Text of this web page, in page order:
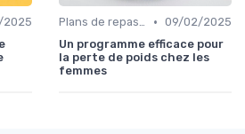
2025
Plans de repas pour la perte de poids • 09/02/2025
Un programme efficace pour
la perte de poids chez les
femmes